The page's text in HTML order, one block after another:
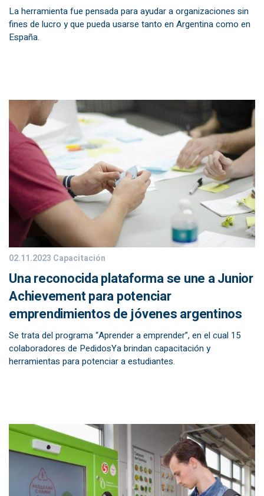
La herramienta fue pensada para ayudar a organizaciones sin
fines de lucro y que pueda usarse tanto en Argentina como en
España.
02.11.2023 Capacitación
Una reconocida plataforma se une a Junior
Achievement para potenciar
emprendimientos de jóvenes argentinos
Se trata del programa “Aprender a emprender”, en el cual 15
colaboradores de PedidosYa brindan capacitación y
herramientas para potenciar a estudiantes.